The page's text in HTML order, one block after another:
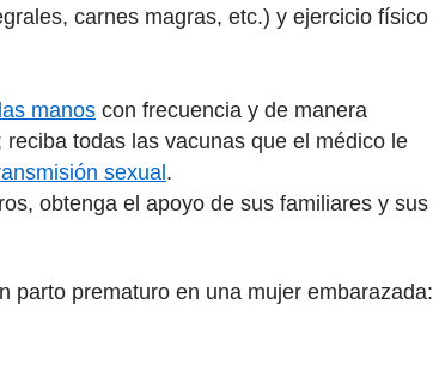
carnes magras, etc.) y ejercicio físico
manos con frecuencia y de manera
todas las vacunas que el médico le
sexual.
obtenga el apoyo de sus familiares y sus
parto prematuro en una mujer embarazada: